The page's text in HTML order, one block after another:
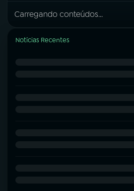
Carregando conteúdos...
Notícias Recentes